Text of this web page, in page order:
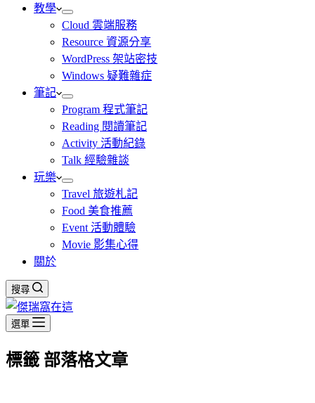
教學
Cloud 雲端服務
Resource 資源分享
WordPress 架站密技
Windows 疑難雜症
筆記
Program 程式筆記
Reading 閱讀筆記
Activity 活動紀錄
Talk 經驗雜談
玩樂
Travel 旅遊札記
Food 美食推薦
Event 活動體驗
Movie 影集心得
關於
搜尋
選單
標籤 部落格文章